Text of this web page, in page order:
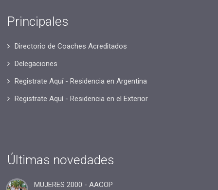
Principales
Directorio de Coaches Acreditados
Delegaciones
Registrate Aquí - Residencia en Argentina
Registrate Aquí - Residencia en el Exterior
Últimas novedades
MUJERES 2000 - AACOP